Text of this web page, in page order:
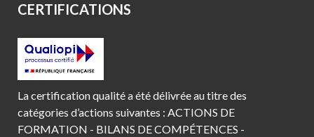
CERTIFICATIONS
La certification qualité a été délivrée au titre des
catégories d’actions suivantes : ACTIONS DE
FORMATION - BILANS DE COMPÉTENCES -